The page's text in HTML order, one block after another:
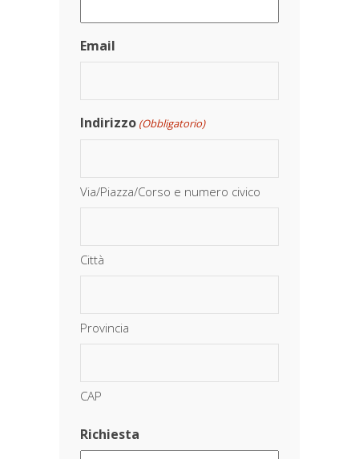
Email
Indirizzo (Obbligatorio)
Via/Piazza/Corso e numero civico
Città
Provincia
CAP
Richiesta